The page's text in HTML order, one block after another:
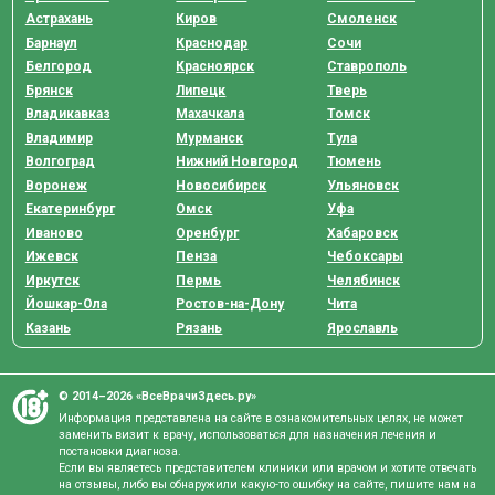
Астрахань
Барнаул
Белгород
Брянск
Владикавказ
Владимир
Волгоград
Воронеж
Екатеринбург
Иваново
Ижевск
Иркутск
Йошкар-Ола
Казань
Киров
Краснодар
Красноярск
Липецк
Махачкала
Мурманск
Нижний Новгород
Новосибирск
Омск
Оренбург
Пенза
Пермь
Ростов-на-Дону
Рязань
Смоленск
Сочи
Ставрополь
Тверь
Томск
Тула
Тюмень
Ульяновск
Уфа
Хабаровск
Чебоксары
Челябинск
Чита
Ярославль
© 2014–2026 «ВсеВрачиЗдесь.ру»
Информация представлена на сайте в ознакомительных целях, не может
заменить визит к врачу, использоваться для назначения лечения и
постановки диагноза.
Если вы являетесь представителем клиники или врачом и хотите отвечать
на отзывы, либо вы обнаружили какую-то ошибку на сайте, пишите нам на